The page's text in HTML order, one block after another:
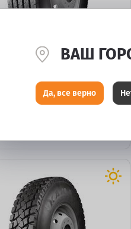
295/80 R22,5 152/148M
есть под заказ
ВАШ
Да, все верно